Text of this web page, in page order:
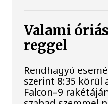
Valami
reggel
Rendhagyó
szerint 8:35 körül
Falcon–9